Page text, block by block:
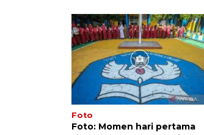
Foto
Foto: Momen hari pertama